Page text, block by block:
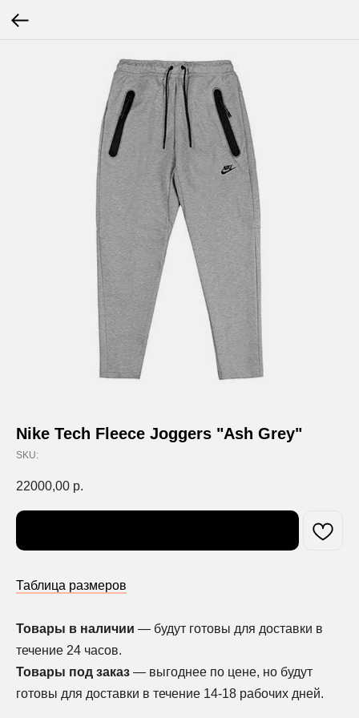
Nike Tech Fleece Joggers "Ash Grey"
SKU:
22000,00 р.
Таблица размеров
Товары в наличии — будут готовы для доставки в
течение 24 часов.
Товары под заказ — выгоднее по цене, но будут
готовы для доставки в течение 14-18 рабочих дней.